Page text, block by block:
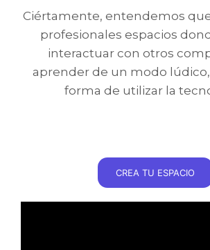
Ciértamente, entendemos
profesionales espacios
interactuar con otros
aprender de un modo
forma de utilizar la
CREA TU ESPACIO